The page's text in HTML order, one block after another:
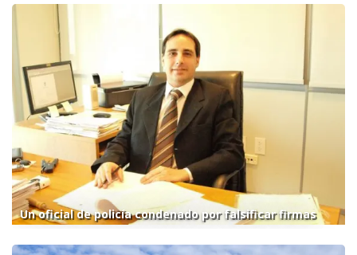
Un oficial de policía condenado por falsificar firmas